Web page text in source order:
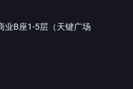
业B座1-5层（天键广场